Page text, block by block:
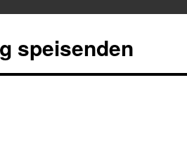
speisenden